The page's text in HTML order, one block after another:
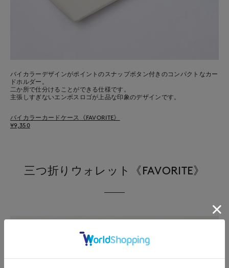
バイカラーデザインがポイントのスナップボタン付きのコンパクトなカー
ドホルダー。
二か所で仕分けることができる仕様です。
主張しすぎないエンボスロゴが上品な印象のデザインです。
バイカラーカードケース《FAVORITE》
¥9,350
三つ折りウォレット《FAVORITE》